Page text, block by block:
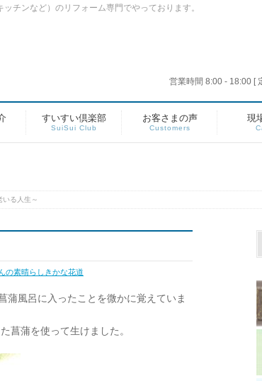
チンなど）のリフォーム専門でやっております。
営業時間 8:00 - 18:00 [
すいすい倶楽部
SuiSui Club
お客さまの声
Customers
現
いる人生～
の素晴らしきかな花道
蒲風呂に入ったことを微かに覚えていま
菖蒲を使って生けました。